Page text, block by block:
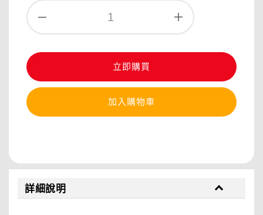
立即購買
加入購物車
詳細說明